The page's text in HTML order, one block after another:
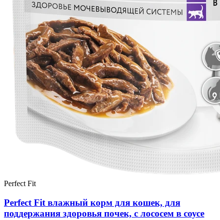
Perfect Fit
Perfect Fit влажный корм для кошек, для
поддержания здоровья почек, с лососем в соусе